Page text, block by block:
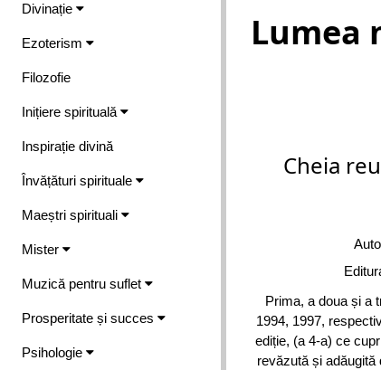
Divinație
Ezoterism
Filozofie
Inițiere spirituală
Inspirație divină
Învățături spirituale
Maeștri spirituali
Mister
Muzică pentru suflet
Prosperitate și succes
Psihologie
Lumea
Cheia
Prima, a doua și a
1994, 1997,
ediție, (a 4-a) ce
revăzută și